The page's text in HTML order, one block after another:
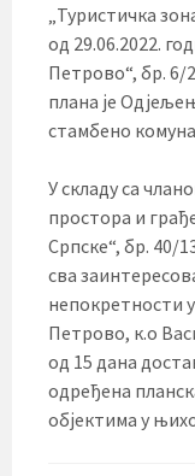
„Туристичка
од 29.06.2022.
Петрово“, бр. 6/
плана је
стамбено
У складу са
простора и
Српске“, бр. 40/
сва
непокретности
Петрово, к.о
од 15 дана
одређена
објектима у